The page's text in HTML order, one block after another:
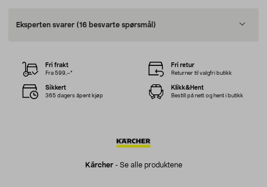
Eksperten svarer (16 besvarte spørsmål)
Kärcher- Se alle produktene
Fri frakt
Fra 599,–*
Fri retur
Returner til valgfri butikk
Sikkert
365 dagers åpent kjøp
Klikk&Hent
Bestill på nett og hent i butikk